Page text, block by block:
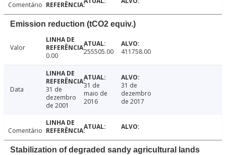
Comentário
Emission reduction (tCO2 equiv.)
Valor
0.00
255505.00 411758.00
Data
31 de
dezembro
de 2001
31 de
maio de
2016
31 de
dezembro
de 2017
Comentário
Stabilization of degraded sandy agricultural lands